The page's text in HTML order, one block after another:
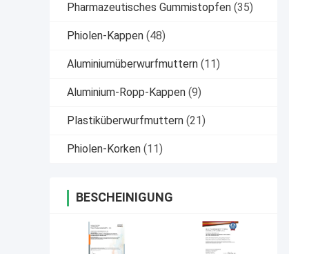
Pharmazeutisches Gummistopfen (35)
Phiolen-Kappen (48)
Aluminiumüberwurfmuttern (11)
Aluminium-Ropp-Kappen (9)
Plastiküberwurfmuttern (21)
Phiolen-Korken (11)
BESCHEINIGUNG